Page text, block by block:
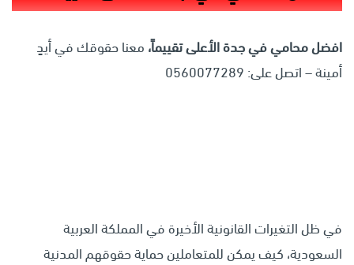
افضل محامي في جدة الأعلى تقييماً، معنا حقوقك في أيدٍ
أمينة – اتصل على: 0560077289
في ظل التغيرات القانونية الأخيرة في المملكة العربية
السعودية، كيف يمكن للمتعاملين حماية حقوقهم المدنية